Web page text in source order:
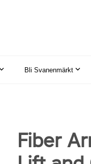
Bli Svanenmärkt
Fiber